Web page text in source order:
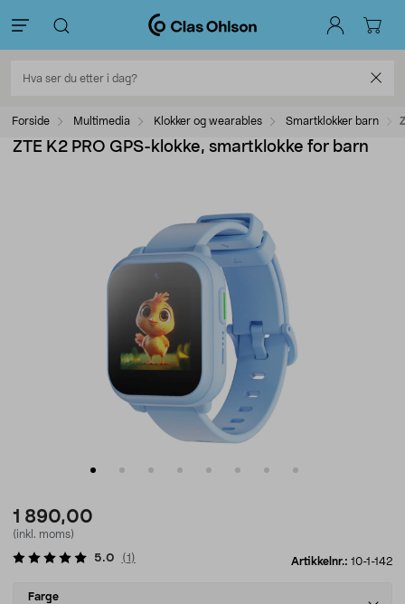
Forside Multimedia Klokker og wearables Smartklokker barn
ZTE K2 PRO GPS-klokke, smartklokke for barn
1 890,00
(inkl. moms)
Artikkelnr.: 10-1-142
5.0 (1 )
Select
Farge